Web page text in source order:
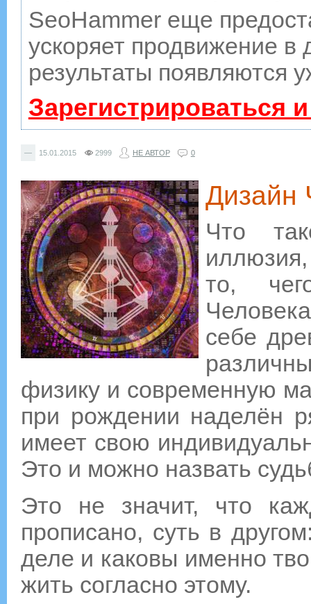
SeoHammer еще
ускоряет продвижение в
результаты появляются
Зарегистрироваться
— 15.01.2015 2999 НЕ АВТОР 0
Дизайн
Что
то,
себе
физику и современную
при рождении наделён
имеет свою
Это и можно назвать
Это не значит, что
прописано, суть в
деле и каковы именно
жить согласно этому.